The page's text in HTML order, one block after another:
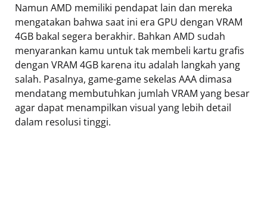
Namun AMD memiliki pendapat lain dan mereka
mengatakan bahwa saat ini era GPU dengan VRAM
4GB bakal segera berakhir. Bahkan AMD sudah
menyarankan kamu untuk tak membeli kartu grafis
dengan VRAM 4GB karena itu adalah langkah yang
salah. Pasalnya, game-game sekelas AAA dimasa
mendatang membutuhkan jumlah VRAM yang besar
agar dapat menampilkan visual yang lebih detail
dalam resolusi tinggi.